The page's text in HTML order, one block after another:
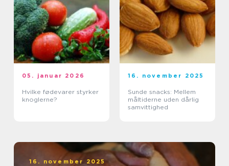
05. januar 2026
Hvilke fødevarer styrker
knoglerne?
16. november 2025
Sunde snacks: Mellem
måltiderne uden dårlig
samvittighed
16. november 2025